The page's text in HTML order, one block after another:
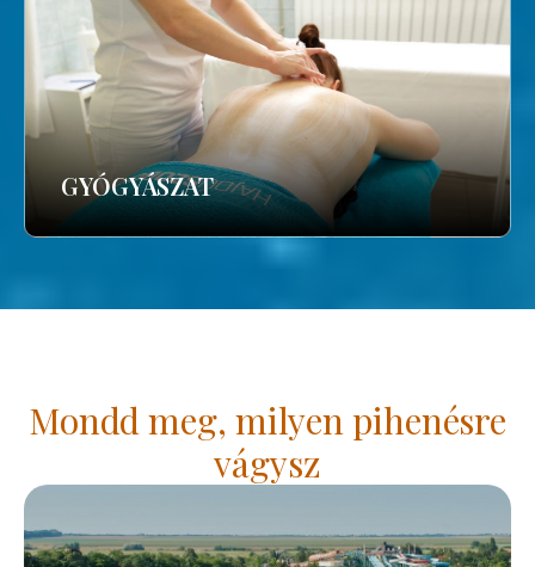
GYÓGYÁSZAT
Mondd meg, milyen pihenésre
vágysz